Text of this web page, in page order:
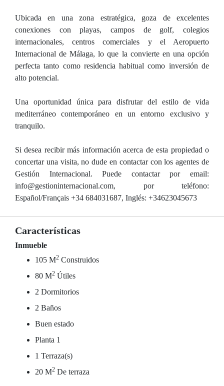
Ubicada en una zona estratégica, goza de excelentes
conexiones con playas, campos de golf, colegios
internacionales, centros comerciales y el Aeropuerto
Internacional de Málaga, lo que la convierte en una opción
perfecta tanto como residencia habitual como inversión de
alto potencial.
Una oportunidad única para disfrutar del estilo de vida
mediterráneo contemporáneo en un entorno exclusivo y
tranquilo.
Si desea recibir más información acerca de esta propiedad o
concertar una visita, no dude en contactar con los agentes de
Gestión Internacional. Puede contactar por email:
info@gestioninternacional.com, por teléfono:
Español/Français +34 684031687, Inglés: +34623045673
Características
Inmueble
105 M2 Construidos
80 M2 Útiles
2 Dormitorios
2 Baños
Buen estado
Planta 1
1 Terraza(s)
20 M2 De terraza